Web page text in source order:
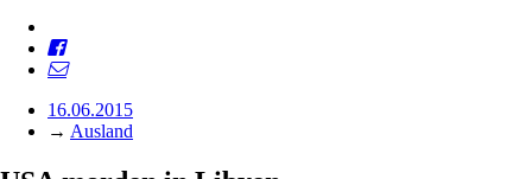
16.06.2015
→ Ausland